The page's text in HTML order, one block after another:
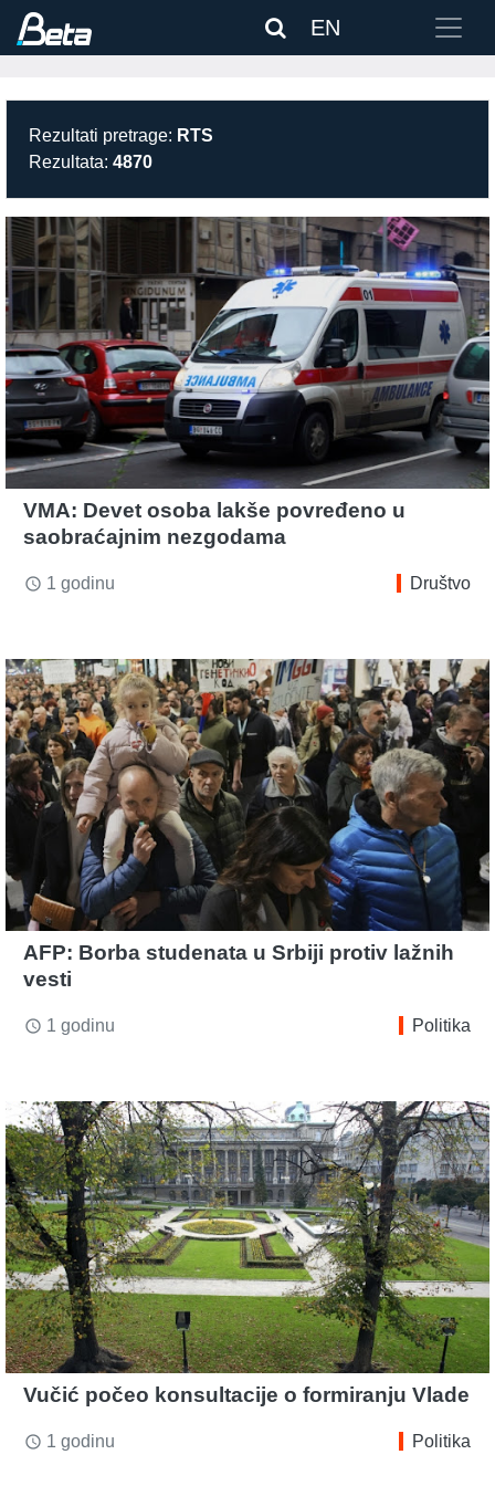
EN
Rezultati pretrage: RTS
Rezultata: 4870
VMA: Devet osoba lakše povređeno u
saobraćajnim nezgodama
access_time 1 godinu Društvo
AFP: Borba studenata u Srbiji protiv lažnih
vesti
access_time 1 godinu Politika
Vučić počeo konsultacije o formiranju Vlade
access_time 1 godinu Politika